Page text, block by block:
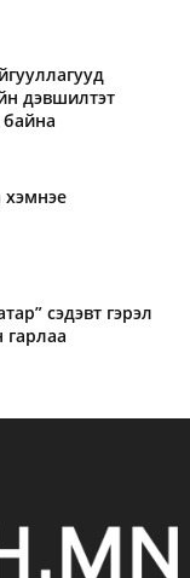
дэвшилтэт
хэмнэе
сэдэвт гэрэл